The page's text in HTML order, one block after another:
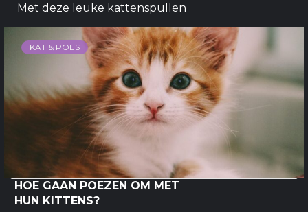
Met deze leuke kattenspullen
KAT & POES
HOE GAAN POEZEN OM MET
HUN KITTENS?